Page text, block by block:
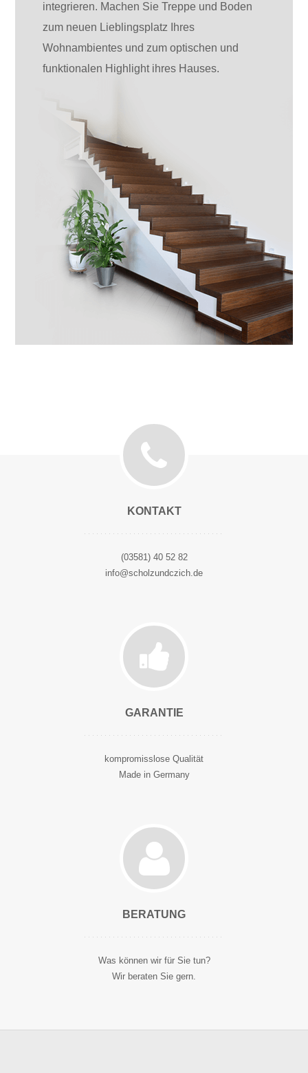
integrieren. Machen Sie Treppe und Boden
zum neuen Lieblingsplatz Ihres
Wohnambientes und zum optischen und
funktionalen Highlight ihres Hauses.
KONTAKT
(03581) 40 52 82
info@scholzundczich.de
GARANTIE
kompromisslose Qualität
Made in Germany
BERATUNG
Was können wir für Sie tun?
Wir beraten Sie gern.